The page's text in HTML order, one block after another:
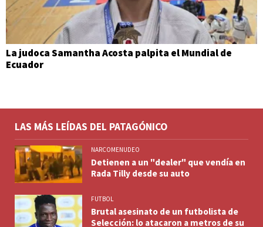
La judoca Samantha Acosta palpita el Mundial de
Ecuador
LAS MÁS LEÍDAS DEL PATAGÓNICO
NARCOMENUDEO
Detienen a un "dealer" que vendía en
Rada Tilly desde su auto
FUTBOL
Brutal asesinato de un futbolista de
Selección: lo atacaron a metros de su